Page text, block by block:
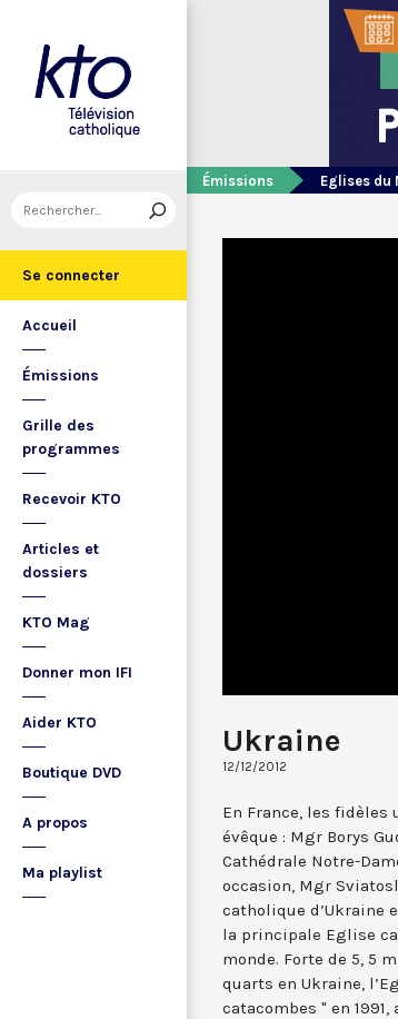
Se connecter
Accueil
Émissions
Grille des
programmes
Recevoir KTO
Articles et
dossiers
KTO Mag
Donner mon IFI
Aider KTO
Boutique DVD
A propos
Ma playlist
Émissions Eglises du
Ukraine
12/12/2012
En France, les
évêque : Mgr Borys
Cathédrale Notre-
occasion, Mgr
catholique d’Ukraine
la principale Eglise
monde. Forte de 5, 5
quarts en Ukraine,
catacombes " en